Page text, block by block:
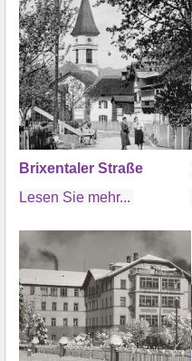
Brixentaler Straße
Lesen Sie mehr...